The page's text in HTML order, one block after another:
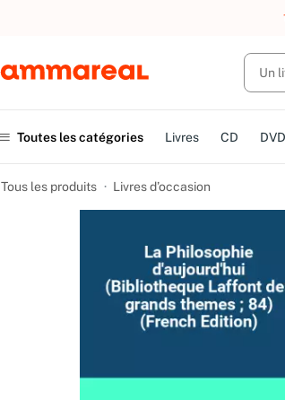
UN ACHAT,
Toutes les catégories Livres CD DVD
Tous les produits Livres d’occasion